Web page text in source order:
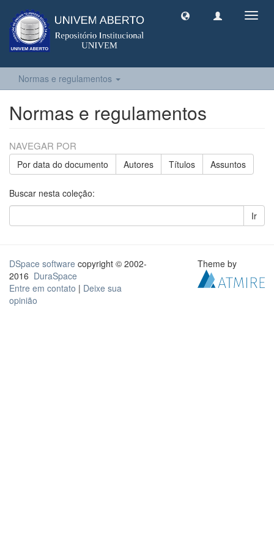
Normas e regulamentos
Normas e regulamentos
NAVEGAR POR
Por data do documento Autores Títulos Assuntos
Buscar nesta coleção:
Ir
DSpace software copyright © 2002-
2016 DuraSpace
Entre em contato | Deixe sua
opinião
Theme by